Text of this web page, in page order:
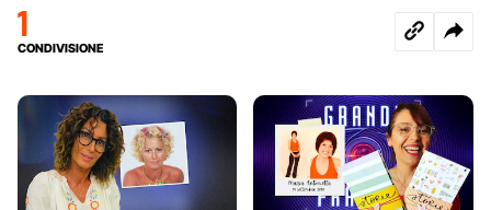
1
CONDIVISIONE